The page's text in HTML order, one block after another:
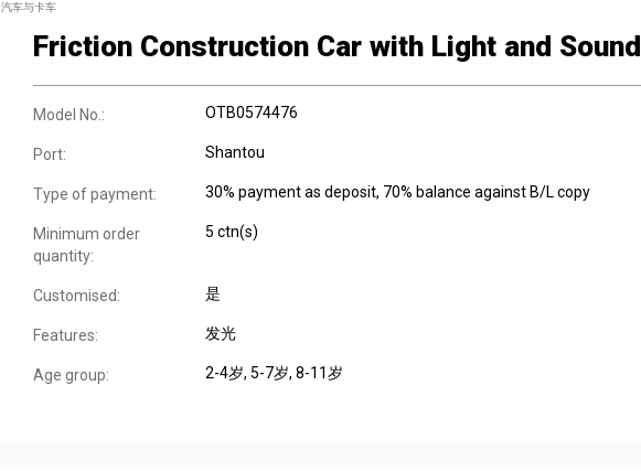
汽车与卡车
Friction Construction Car with Light and Sound
Model No.: OTB0574476
Port: Shantou
Type of payment: 30% payment as deposit, 70% balance against B/L copy
Minimum order
quantity:
5 ctn(s)
Customised: 是
Features: 发光
Age group: 2-4岁, 5-7岁, 8-11岁